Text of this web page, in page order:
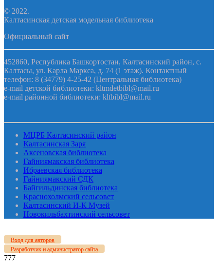
© 2022.
Калтасинская детская модельная библиотека
Официальный сайт
452860, Республика Башкортостан, Калтасинский район, с.
Калтасы, ул. Карла Маркса, д. 74 (1 этаж). Контактный
телефон: 8 (34779) 4-25-42 (Центральная библиотека)
e-mail детской библиотеки: kltmdetbibl@mail.ru
e-mail районной библиотеки: kltbibl@mail.ru
МЦРБ Калтасинский район
Калтасинская Заря
Аксеновская библиотека
Гайниямакская библиотека
Ибраевская библиотека
Гайниямакский СДК
Байгильдинская библиотека
Краснохолмский сельсовет
Калтасинский И-К Музей
Новокильбахтинский сельсовет
Вход для авторов
Разработчик и администратор сайта
777